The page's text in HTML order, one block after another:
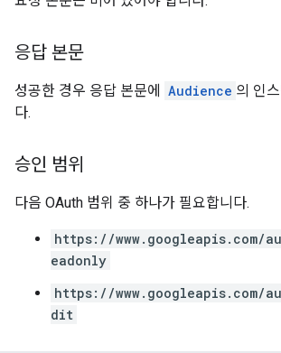
응답 본문
성공한 경우 응답 본문에 Audience 의 인
다.
승인 범위
다음 OAuth 범위 중 하나가 필요합니다.
https://www.googleapis.com/
eadonly
https://www.googleapis.com/
dit